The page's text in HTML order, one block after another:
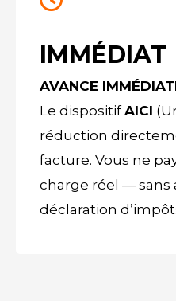
IMMÉDIAT
AVANCE
Le dispositifAICI
réduction
facture. Vous ne
charge réel — sans
déclaration